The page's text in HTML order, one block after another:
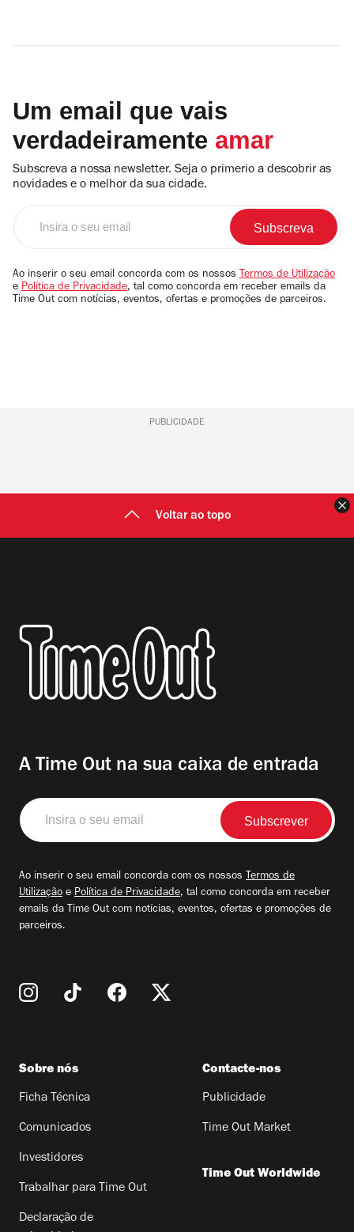
Um email que vais
verdadeiramente amar
Subscreva a nossa newsletter. Seja o primerio a descobrir as
novidades e o melhor da sua cidade.
email
Ao inserir o seu email concorda com os nossos Termos de Utilização
e Política de Privacidade, tal como concorda em receber emails da
Time Out com notícias, eventos, ofertas e promoções de parceiros.
PUBLICIDADE
Voltar ao topo
A Time Out na sua caixa de entrada
Insira
o
seu
Ao inserir o seu email concorda com os nossos Termos de
Utilização e Política de Privacidade, tal como concorda em receber
emails da Time Out com notícias, eventos, ofertas e promoções de
parceiros.
Sobre nós
Ficha Técnica
Comunicados
Investidores
Trabalhar para Time Out
Declaração de
Contacte-nos
Publicidade
Time Out Market
Time Out Worldwide